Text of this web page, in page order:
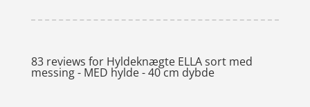
83 reviews for Hyldeknægte ELLA sort med
messing - MED hylde - 40 cm dybde